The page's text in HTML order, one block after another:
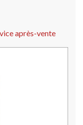
après-vente